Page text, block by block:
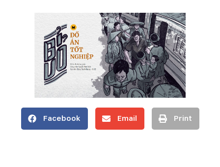
Facebook Email Print